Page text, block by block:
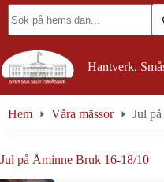
Skip
content
results
Hantverk,
Hem Våra mässor Jul
Jul på Åminne Bruk 16-18/10